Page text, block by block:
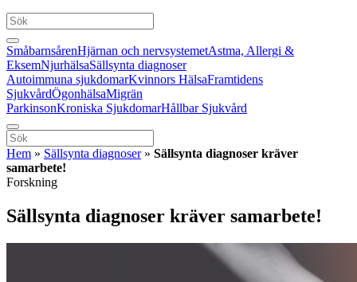
SmåbarnsårenHjärnan och nervsystemetAstma, Allergi &
EksemNjurhälsaSällsynta diagnoser
Autoimmuna sjukdomarKvinnors HälsaFramtidens
SjukvårdÖgonhälsaMigrän
ParkinsonKroniska SjukdomarHållbar Sjukvård
Hem » Sällsynta diagnoser» Sällsynta diagnoser kräver
samarbete!
Forskning
Sällsynta diagnoser kräver samarbete!